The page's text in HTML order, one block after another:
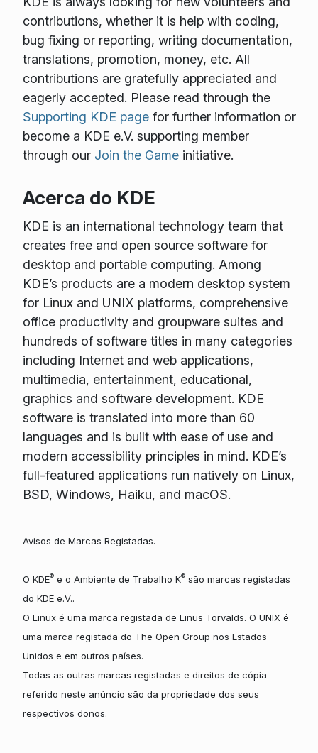
contributions, whether it is help with coding,
bug fixing or reporting, writing documentation,
translations, promotion, money, etc. All
contributions are gratefully appreciated and
eagerly accepted. Please read through the
Supporting KDE pagefor further information or
become a KDE e.V. supporting member
through our Join the Gameinitiative.
Acerca do KDE
KDE is an international technology team that
creates free and open source software for
desktop and portable computing. Among
KDE’s products are a modern desktop system
for Linux and UNIX platforms, comprehensive
office productivity and groupware suites and
hundreds of software titles in many categories
including Internet and web applications,
multimedia, entertainment, educational,
graphics and software development. KDE
software is translated into more than 60
languages and is built with ease of use and
modern accessibility principles in mind. KDE’s
full-featured applications run natively on Linux,
BSD, Windows, Haiku, and macOS.
Avisos de Marcas Registadas.
O KDE®e o Ambiente de Trabalho K®são marcas registadas
do KDE e.V..
O Linux é uma marca registada de Linus Torvalds. O UNIX é
uma marca registada do The Open Group nos Estados
Unidos e em outros países.
Todas as outras marcas registadas e direitos de cópia
referido neste anúncio são da propriedade dos seus
respectivos donos.